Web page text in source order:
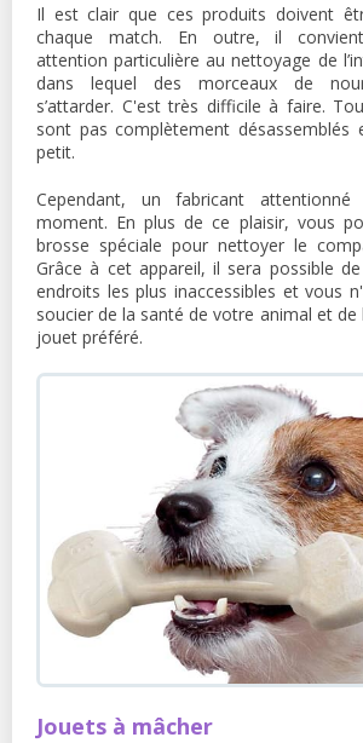
Il est clair que ces produits doivent
chaque match. En outre, il
attention particulière au nettoyage de
dans lequel des morceaux de
s’attarder. C'est très difficile à faire.
sont pas complètement
petit.
Cependant, un fabricant
moment. En plus de ce plaisir, vous
brosse spéciale pour nettoyer le
Grâce à cet appareil, il sera possible
endroits les plus inaccessibles et vous
soucier de la santé de votre animal et
jouet préféré.
Jouets à mâcher